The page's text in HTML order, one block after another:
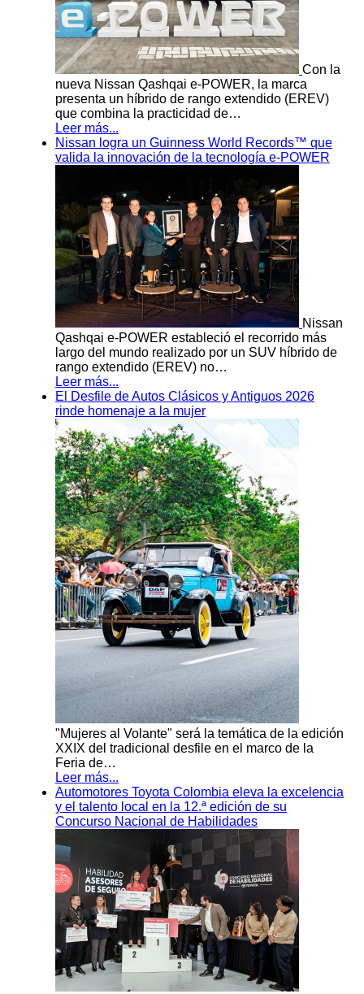
Con la
nueva Nissan Qashqai e-POWER, la marca
presenta un híbrido de rango extendido (EREV)
que combina la practicidad de…
Leer más...
Nissan logra un Guinness World Records™ que
valida la innovación de la tecnología e-POWER
Nissan
Qashqai e-POWER estableció el recorrido más
largo del mundo realizado por un SUV híbrido de
rango extendido (EREV) no…
Leer más...
El Desfile de Autos Clásicos y Antiguos 2026
rinde homenaje a la mujer
"Mujeres al Volante" será la temática de la edición
XXIX del tradicional desfile en el marco de la
Feria de…
Leer más...
Automotores Toyota Colombia eleva la excelencia
y el talento local en la 12.ª edición de su
Concurso Nacional de Habilidades